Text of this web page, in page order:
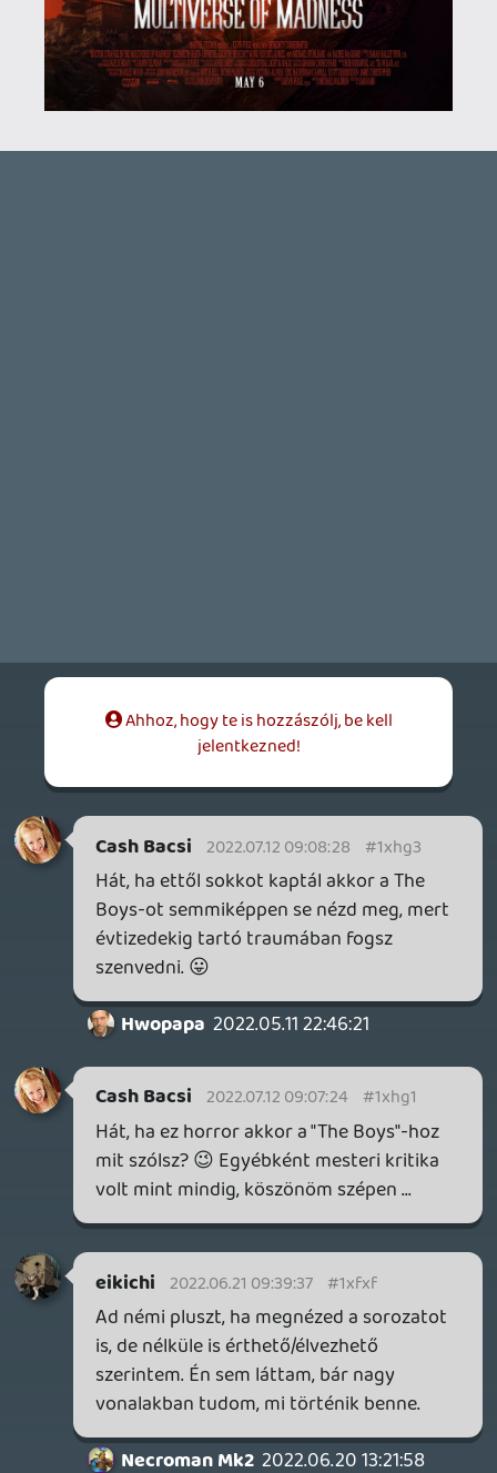
A Wandás dolog meg:
Hwopapa 2022.05.11 22:46:21
napig pörögjön on repeat.
SPOILER
Az említett útkereséssel kapcsolatban
univerzumból? Szerintem a világ összes
rajongója ott pissantotta volna össze
Holland-gyereket rakták volna be egy
idétlenkedős jelenetig (esetleg a Miles-t,
bár oda még kell a színész+jogok) - nekünk
csak egy ráncos Professor X jutott. Ezek
szerintem kihagyott ziccerek, remélem
meg lesznek valamikor válaszolva.
SPOILER .
Ja és nem tudom, hogy csinálják de mi az
már, hogy Rachel McAdams nem
öregszik?!?!